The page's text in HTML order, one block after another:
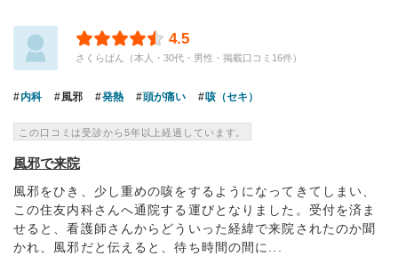
4.5
さくらばん（本人・30代・男性・掲載口コミ16件）
内科 風邪 発熱 頭が痛い 咳（セキ）
この口コミは受診から5年以上経過しています。
風邪で来院
風邪をひき、少し重めの咳をするようになってきてしまい、
この住友内科さんへ通院する運びとなりました。受付を済ま
せると、看護師さんからどういった経緯で来院されたのか聞
かれ、風邪だと伝えると、待ち時間の間に...